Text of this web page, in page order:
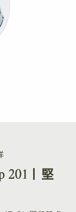
201丨堅